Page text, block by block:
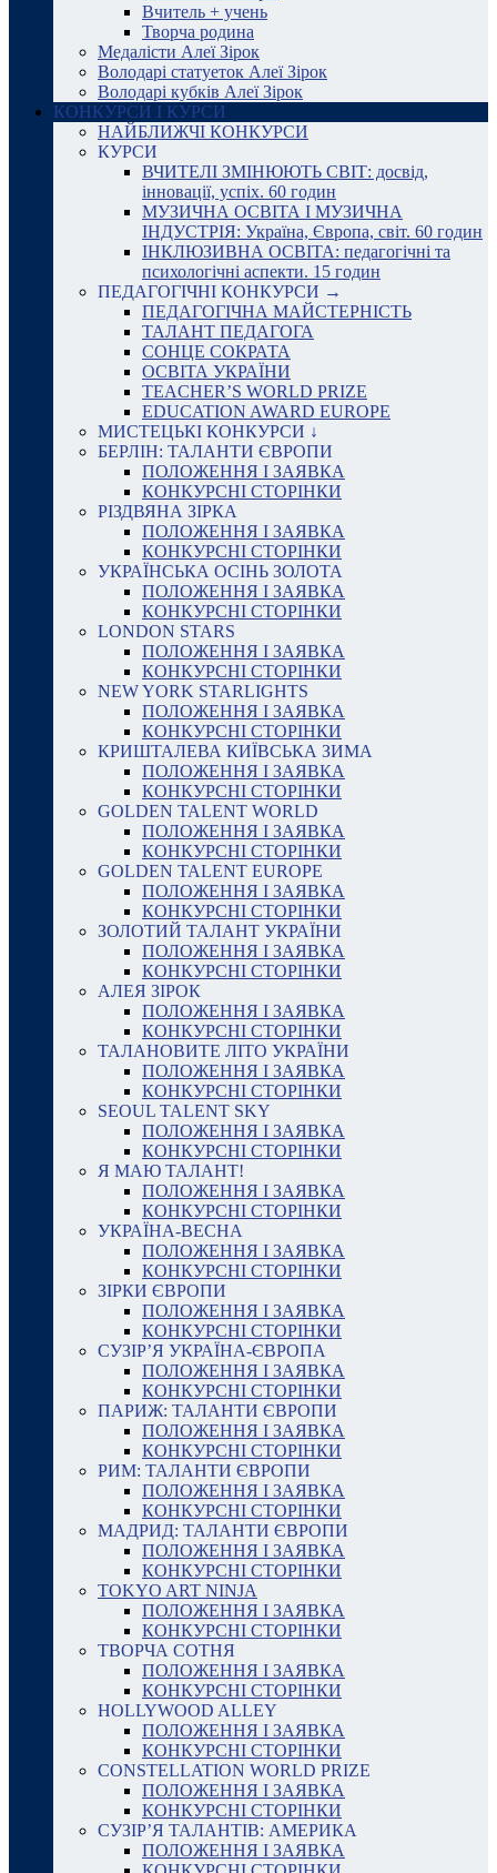
Вчитель + учень
Творча родина
Медалісти Алеї Зірок
Володарі статуеток Алеї Зірок
Володарі кубків Алеї Зірок
КОНКУРСИ І КУРСИ
НАЙБЛИЖЧІ КОНКУРСИ
КУРСИ
ВЧИТЕЛІ ЗМІНЮЮТЬ СВІТ: досвід,
інновації, успіх. 60 годин
МУЗИЧНА ОСВІТА І МУЗИЧНА
ІНДУСТРІЯ: Україна, Європа, світ. 60 годин
ІНКЛЮЗИВНА ОСВІТА: педагогічні та
психологічні аспекти. 15 годин
ПЕДАГОГІЧНІ КОНКУРСИ →
ПЕДАГОГІЧНА МАЙСТЕРНІСТЬ
ТАЛАНТ ПЕДАГОГА
СОНЦЕ СОКРАТА
ОСВІТА УКРАЇНИ
TEACHER’S WORLD PRIZE
EDUCATION AWARD EUROPE
МИСТЕЦЬКІ КОНКУРСИ ↓
БЕРЛІН: ТАЛАНТИ ЄВРОПИ
ПОЛОЖЕННЯ І ЗАЯВКА
КОНКУРСНІ СТОРІНКИ
РІЗДВЯНА ЗІРКА
ПОЛОЖЕННЯ І ЗАЯВКА
КОНКУРСНІ СТОРІНКИ
УКРАЇНСЬКА ОСІНЬ ЗОЛОТА
ПОЛОЖЕННЯ І ЗАЯВКА
КОНКУРСНІ СТОРІНКИ
LONDON STARS
ПОЛОЖЕННЯ І ЗАЯВКА
КОНКУРСНІ СТОРІНКИ
NEW YORK STARLIGHTS
ПОЛОЖЕННЯ І ЗАЯВКА
КОНКУРСНІ СТОРІНКИ
КРИШТАЛЕВА КИЇВСЬКА ЗИМА
ПОЛОЖЕННЯ І ЗАЯВКА
КОНКУРСНІ СТОРІНКИ
GOLDEN TALENT WORLD
ПОЛОЖЕННЯ І ЗАЯВКА
КОНКУРСНІ СТОРІНКИ
GOLDEN TALENT EUROPE
ПОЛОЖЕННЯ І ЗАЯВКА
КОНКУРСНІ СТОРІНКИ
ЗОЛОТИЙ ТАЛАНТ УКРАЇНИ
ПОЛОЖЕННЯ І ЗАЯВКА
КОНКУРСНІ СТОРІНКИ
АЛЕЯ ЗІРОК
ПОЛОЖЕННЯ І ЗАЯВКА
КОНКУРСНІ СТОРІНКИ
ТАЛАНОВИТЕ ЛІТО УКРАЇНИ
ПОЛОЖЕННЯ І ЗАЯВКА
КОНКУРСНІ СТОРІНКИ
SEOUL TALENT SKY
ПОЛОЖЕННЯ І ЗАЯВКА
КОНКУРСНІ СТОРІНКИ
Я МАЮ ТАЛАНТ!
ПОЛОЖЕННЯ І ЗАЯВКА
КОНКУРСНІ СТОРІНКИ
УКРАЇНА-ВЕСНА
ПОЛОЖЕННЯ І ЗАЯВКА
КОНКУРСНІ СТОРІНКИ
ЗІРКИ ЄВРОПИ
ПОЛОЖЕННЯ І ЗАЯВКА
КОНКУРСНІ СТОРІНКИ
СУЗІР’Я УКРАЇНА-ЄВРОПА
ПОЛОЖЕННЯ І ЗАЯВКА
КОНКУРСНІ СТОРІНКИ
ПАРИЖ: ТАЛАНТИ ЄВРОПИ
ПОЛОЖЕННЯ І ЗАЯВКА
КОНКУРСНІ СТОРІНКИ
РИМ: ТАЛАНТИ ЄВРОПИ
ПОЛОЖЕННЯ І ЗАЯВКА
КОНКУРСНІ СТОРІНКИ
МАДРИД: ТАЛАНТИ ЄВРОПИ
ПОЛОЖЕННЯ І ЗАЯВКА
КОНКУРСНІ СТОРІНКИ
TOKYO ART NINJA
ПОЛОЖЕННЯ І ЗАЯВКА
КОНКУРСНІ СТОРІНКИ
ТВОРЧА СОТНЯ
ПОЛОЖЕННЯ І ЗАЯВКА
КОНКУРСНІ СТОРІНКИ
HOLLYWOOD ALLEY
ПОЛОЖЕННЯ І ЗАЯВКА
КОНКУРСНІ СТОРІНКИ
CONSTELLATION WORLD PRIZE
ПОЛОЖЕННЯ І ЗАЯВКА
КОНКУРСНІ СТОРІНКИ
СУЗІР’Я ТАЛАНТІВ: АМЕРИКА
ПОЛОЖЕННЯ І ЗАЯВКА